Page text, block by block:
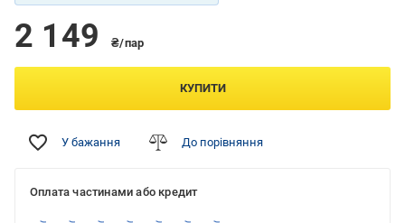
2 149 ₴/пар
КУПИТИ
У бажання До порівняння
Оплата частинами або кредит